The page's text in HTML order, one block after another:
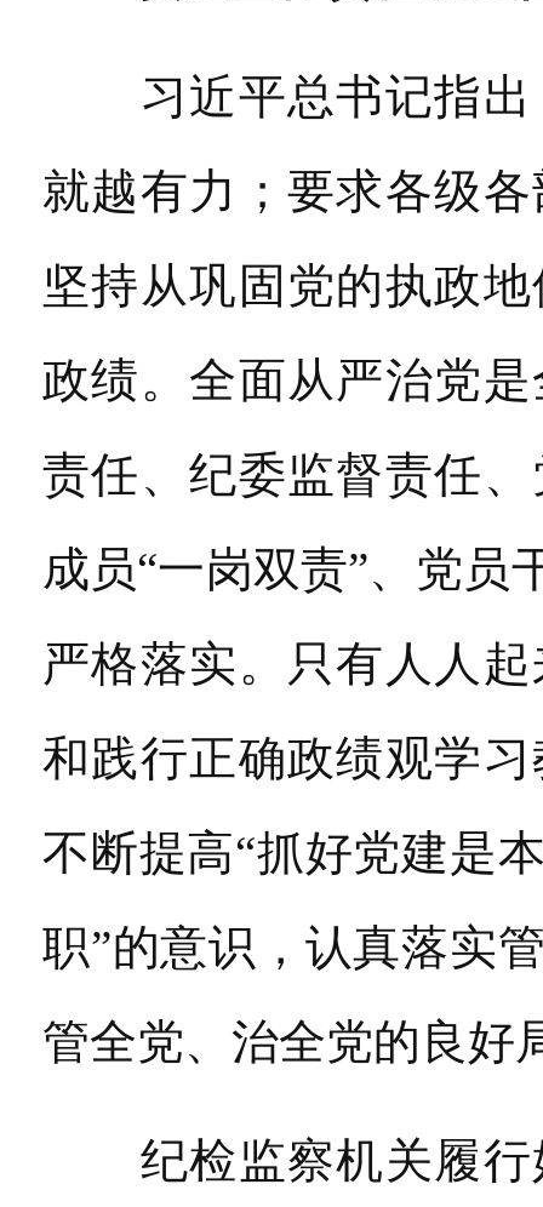
习近平总书记指出
就越有力；要求各级
坚持从巩固党的执政
政绩。全面从严治党
责任、纪委监督责任
成员“一岗双责”、党员
严格落实。只有人人
和践行正确政绩观学
不断提高“抓好党建是
职”的意识，认真落实
管全党、治全党的良好
纪检监察机关履行